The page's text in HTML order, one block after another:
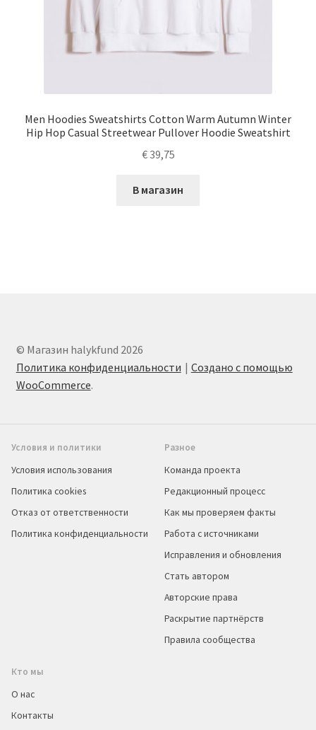
Men Hoodies Sweatshirts Cotton Warm Autumn Winter
Hip Hop Casual Streetwear Pullover Hoodie Sweatshirt
€39,75
В магазин
© Магазин halykfund 2026
Политика конфиденциальности
Создано с помощью
WooCommerce.
Условия и политики
Условия использования
Политика cookies
Отказ от ответственности
Политика конфиденциальности
Разное
Команда проекта
Редакционный процесс
Как мы проверяем факты
Работа с источниками
Исправления и обновления
Стать автором
Авторские права
Раскрытие партнёрств
Правила сообщества
Кто мы
О нас
Контакты